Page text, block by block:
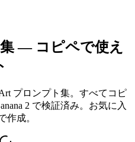
— コピペで使え
プロンプト集。すべてコピ
2 で検証済み。お気に入
作成。